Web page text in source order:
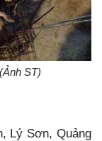
ST)
Lý Sơn, Quảng